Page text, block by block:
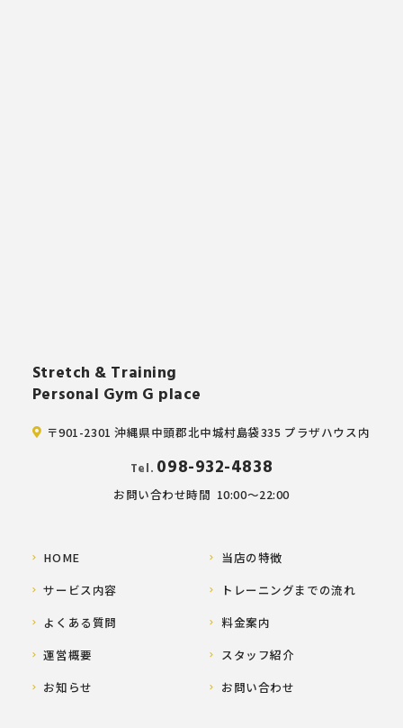
Stretch & Training
Personal Gym G place
〒901-2301 沖縄県中頭郡北中城村島袋335 プラザハウス内
Tel. 098-932-4838
お問い合わせ時間 10:00～22:00
HOME
当店の特徴
サービス内容
トレーニングまでの流れ
よくある質問
料金案内
運営概要
スタッフ紹介
お知らせ
お問い合わせ